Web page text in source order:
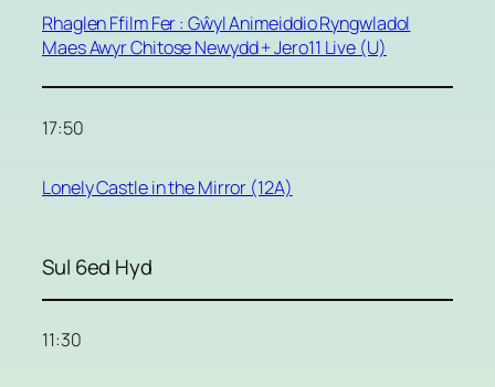
Rhaglen Ffilm Fer : Gŵyl Animeiddio Ryngwladol
Maes Awyr Chitose Newydd + Jero11 Live (U)
17:50
Lonely Castle in the Mirror (12A)
Sul 6ed Hyd
11:30